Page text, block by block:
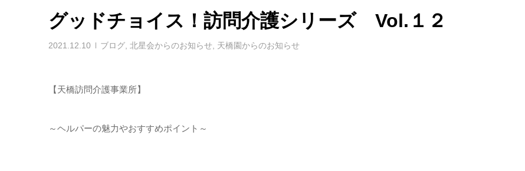
グッドチョイス！訪問介護シリーズ Vol.１２
2021.12.10 ブログ 北星会からのお知らせ 天橋園からのお知らせ
【天橋訪問介護事業所】
～ヘルパーの魅力やおすすめポイント～